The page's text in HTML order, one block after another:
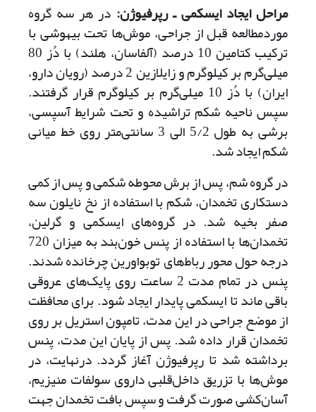
مراحل ایجاد ایسکمی ـ رپرفیوژن: در هر سه گروه
مورد‌مطالعه قبل از جراحی، موش‌ها تحت بیهوشی با
ترکیب کتامین 10 درصد (آلفاسان، هلند) با دُز 80
میلی‌گرم بر کیلوگرم و زایلازین 2 درصد (رویان دارو،
ایران) با دُز 10 میلی‌گرم بر کیلوگرم قرار گرفتند.
سپس ناحیه شکم تراشیده و تحت شرایط آسپسی،
برشی به طول 5/2 الی 3 سانتی‌متر روی خط میانی
شکم ایجاد شد.
در گروه شم، پس از برش محوطه شکمی و پس از کمی
دستکاری تخمدان، شکم با استفاده از نخ نایلون سه
صفر بخیه شد. در گروه‌های ایسکمی و گرلین،
تخمدان‌ها با استفاده از پنس خون‌بند به میزان 720
درجه حول محور رباط‌های توبواورین چرخانده شدند.
پنس در تمام مدت 2 ساعت روی پایک‌های عروقی
باقی ماند تا ایسکمی پایدار ایجاد شود. برای محافظت
از موضع جراحی در این مدت، تامپون استریل بر روی
تخمدان قرار داده شد. پس از پایان این مدت، پنس
برداشته شد تا رپرفیوژن آغاز گردد. در‌نهایت، در
موش‌ها با تزریق داخل‌قلبی داروی سولفات منیزیم،
آسان‌کشی صورت گرفت و سپس بافت تخمدان جهت